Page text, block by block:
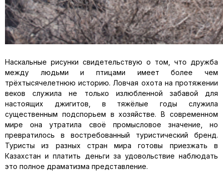
Наскальные рисунки свидетельствую о том, что дружба
между людьми и птицами имеет более чем
трёхтысячелетнюю историю. Ловчая охота на протяжении
веков служила не только излюбленной забавой для
настоящих джигитов, в тяжёлые годы служила
существенным подспорьем в хозяйстве. В современном
мире она утратила своё промысловое значение, но
превратилось в востребованный туристический бренд.
Туристы из разных стран мира готовы приезжать в
Казахстан и платить деньги за удовольствие наблюдать
это полное драматизма представление.